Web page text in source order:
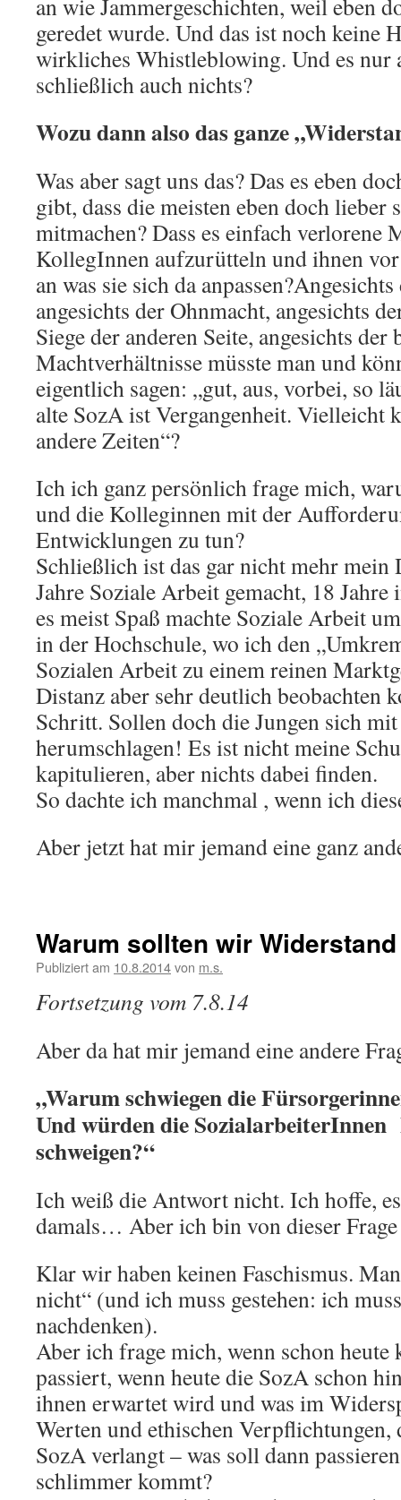
an wie Jammergeschichten, weil eben
geredet wurde. Und das ist noch keine
wirkliches Whistleblowing. Und es nur
schließlich auch nichts?
Wozu dann also das ganze
Was aber sagt uns das? Das es eben
gibt, dass die meisten eben doch lieber
mitmachen? Dass es einfach verlorene
KollegInnen aufzurütteln und ihnen
an was sie sich da
angesichts der Ohnmacht, angesichts
Siege der anderen Seite, angesichts der
Machtverhältnisse müsste man und
eigentlich sagen: „gut, aus, vorbei, so
alte SozA ist Vergangenheit. Vielleicht
andere Zeiten“?
Ich ich ganz persönlich frage mich,
und die Kolleginnen mit der
Entwicklungen zu tun?
Schließlich ist das gar nicht mehr mein
Jahre Soziale Arbeit gemacht, 18
es meist Spaß machte Soziale Arbeit
in der Hochschule, wo ich den
Sozialen Arbeit zu einem reinen
Distanz aber sehr deutlich beobachten
Schritt. Sollen doch die Jungen sich
herumschlagen! Es ist nicht meine
kapitulieren, aber nichts dabei finden.
So dachte ich manchmal , wenn ich
Aber jetzt hat mir jemand eine ganz
Warum sollten wir
Publiziert am 10.8.2014von m.s.
Fortsetzung vom 7.8.14
Aber da hat mir jemand eine andere
„Warum schwiegen die
Und würden die SozialarbeiterInnen
schweigen?“
Ich weiß die Antwort nicht. Ich hoffe,
damals… Aber ich bin von dieser
Klar wir haben keinen Faschismus.
nicht“ (und ich muss gestehen: ich
nachdenken).
Aber ich frage mich, wenn schon heute
passiert, wenn heute die SozA schon
ihnen erwartet wird und was im
Werten und ethischen Verpflichtungen,
SozA verlangt – was soll dann
schlimmer kommt?